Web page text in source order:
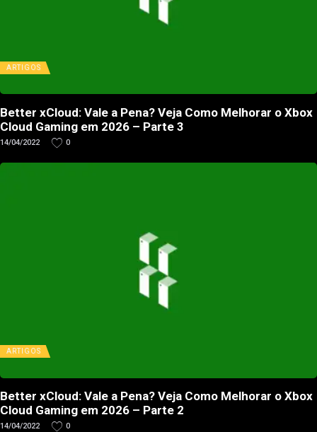
ARTIGOS
Better xCloud: Vale a Pena? Veja Como Melhorar o Xbox
Cloud Gaming em 2026 – Parte 3
14/04/2022 0
ARTIGOS
Better xCloud: Vale a Pena? Veja Como Melhorar o Xbox
Cloud Gaming em 2026 – Parte 2
14/04/2022 0